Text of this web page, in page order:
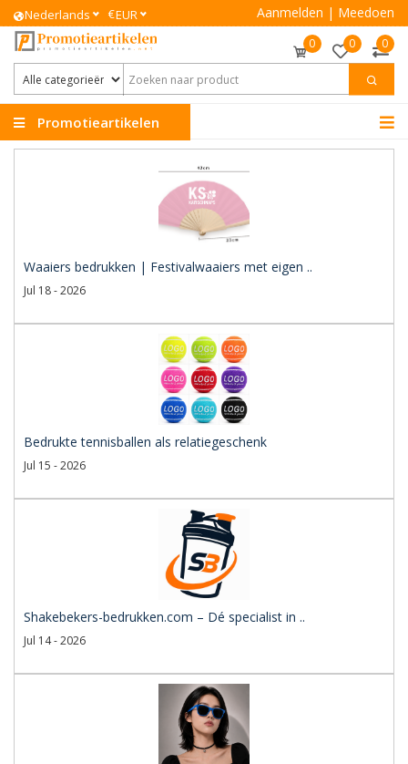
Nederlands €EUR Aanmelden | Meedoen
0 0 0
Promotieartikelen
Waaiers bedrukken | Festivalwaaiers met eigen ..
Jul 18 - 2026
Bedrukte tennisballen als relatiegeschenk
Jul 15 - 2026
Shakebekers-bedrukken.com – Dé specialist in ..
Jul 14 - 2026